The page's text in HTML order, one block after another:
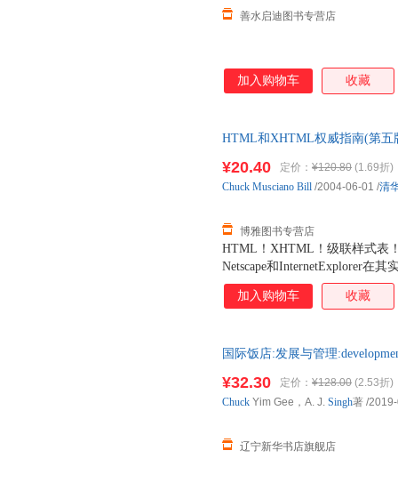
善水启迪图书专营店
加入购物车 收藏
HTML和XHTML权威指南(第五
HTML！XHTML！级联样式表
Netscape和InternetExplorer在
威指南》将这些标准全部介绍
特性，并在创建网页方面为读
过程变得简单而有趣，然而模
参考书，其中涉及到语言的语
的用法。本书可从两方面对读
¥20.40 定价： ¥120.80 (1.69折)
博雅图书专营店
Chuck Musciano Bill /2004-06-01 /清
加入购物车 收藏
国际饭店:发展与管理
¥32.30 定价： ¥128.00 (2.53折)
辽宁新华书店旗舰店
Chuck Yim Gee，A. J. Singh著 /